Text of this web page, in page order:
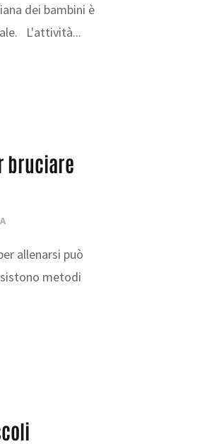
dei bambini è
L'attività...
bruciare
allenarsi può
metodi